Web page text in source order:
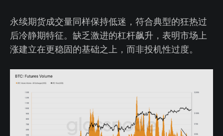
永续期货成交量同样保持低迷，符合典型的狂热过
后冷静期特征。缺乏激进的杠杆飙升，表明市场上
涨建立在更稳固的基础之上，而非投机性过度。